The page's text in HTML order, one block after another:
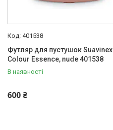
Меблі дитячі
Дитячий транспорт
Іграшки
Засоби особистої гігієни
Дитяче харчування
401538
Футляр для пустушок Suavinex
Colour Essence, nude 401538
В наявності
600 ₴